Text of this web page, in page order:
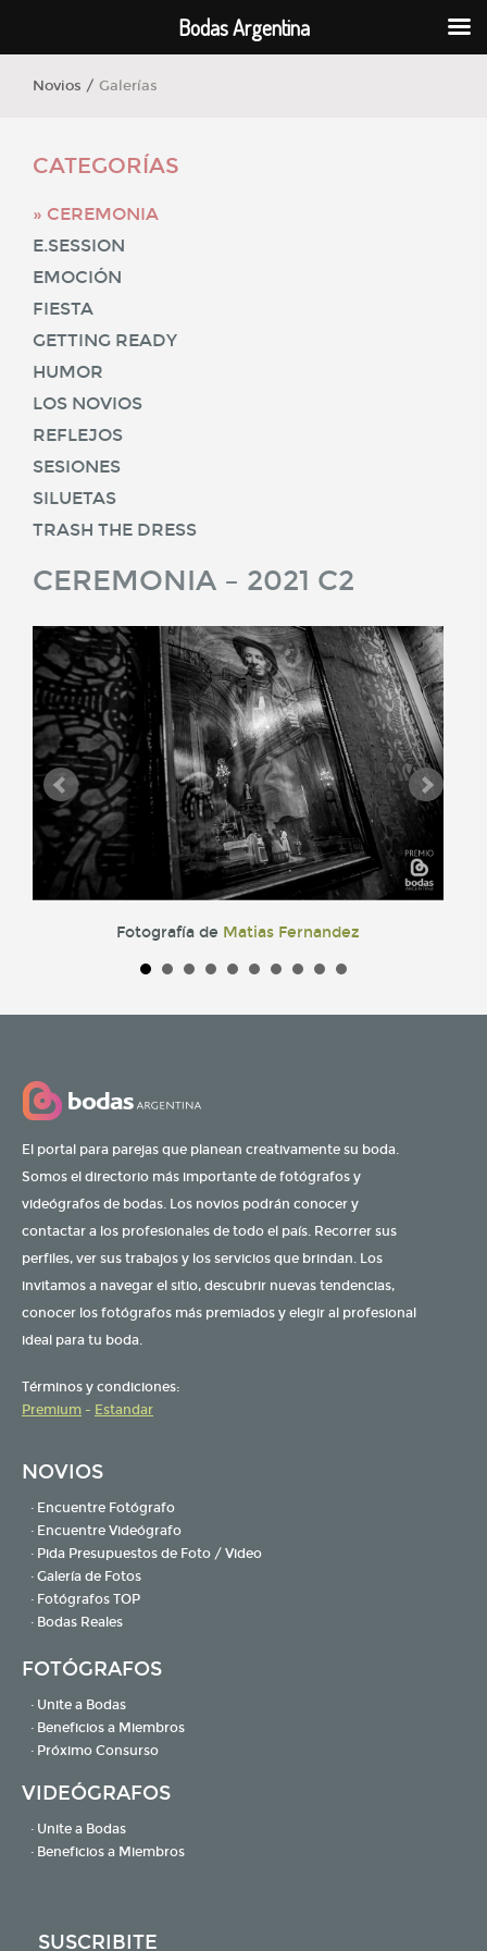
Novios / Galerías
CATEGORÍAS
CEREMONIA
E.SESSION
EMOCIÓN
FIESTA
GETTING READY
HUMOR
LOS NOVIOS
REFLEJOS
SESIONES
SILUETAS
TRASH THE DRESS
CEREMONIA – 2021 C2
Fotografía de Matias Fernandez
El portal para parejas que planean creativamente su boda.
Somos el directorio más importante de fotógrafos y
videógrafos de bodas. Los novios podrán conocer y
contactar a los profesionales de todo el país. Recorrer sus
perfiles, ver sus trabajos y los servicios que brindan. Los
invitamos a navegar el sitio, descubrir nuevas tendencias,
conocer los fotógrafos más premiados y elegir al profesional
ideal para tu boda.
Términos y condiciones:
Premium - Estandar
NOVIOS
· Encuentre Fotógrafo
· Encuentre Videógrafo
· Pida Presupuestos de Foto / Video
· Galería de Fotos
· Fotógrafos TOP
· Bodas Reales
FOTÓGRAFOS
· Unite a Bodas
· Beneficios a Miembros
· Próximo Consurso
VIDEÓGRAFOS
· Unite a Bodas
· Beneficios a Miembros
SUSCRIBITE
Bodas Argentina